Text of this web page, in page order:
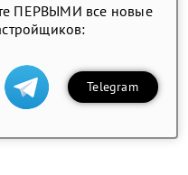
ПЕРВЫМИ все новые
Telegram